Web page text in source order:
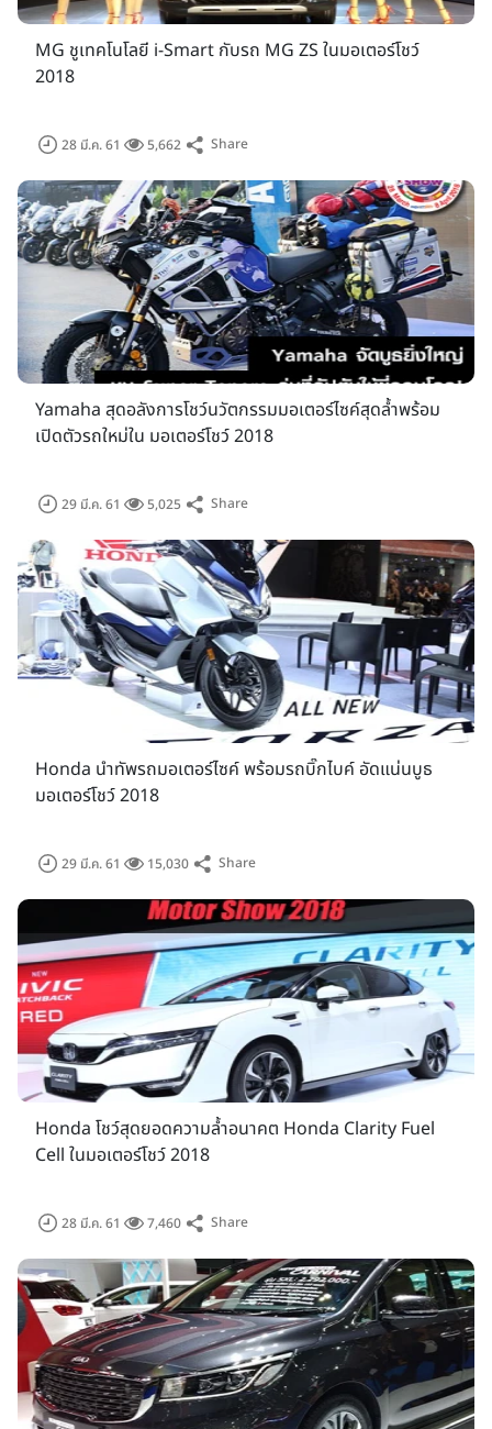
Motor Show สามารถลงทะเบียน กรอกเลขที่บนบัตรและรับสิทธิ์
ในการร่วมชิงรางวัล ดังนั้น ทุกท่านต้องเก็บหางบัตรเอาไว้เพื่อยืนยัน
ตัวตนในการรับสิทธิ์กรณีที่ท่านถูกรางวัล โดยนอกจากการชิงรางวัล
แล้ว แอปพลิเคชั่นนี้ยังให้สิทธิประโยชน์มากมาย โดยเฉพาะการรับ
สิทธิ์ส่วนลดร้านอาหารในเครือเมืองทองธานี 10% จนถึงวันที่ 30
มิถุนายน 2561 และส่วนลดเครื่องดื่มจาก Black Canyon อีกทั้ง
ยังรับสิทธิ์บริการช่วยเหลือฉุกเฉินด้านรถยนต์จาก Cigna โดยไม่มี
ค่าใช้จ่ายแต่อย่างใด เช่น ลากรถฉุกเฉิน บริการซ่อมรถ หรือการให้
คำแนะนำในด้านต่างๆ นอกจากนั้น ทางผู้จัดฯ ยังได้ร่วมมือกับ
ธนาคารกสิกรไทย ในการขายบัตรเข้าชมงานล่วงหน้าสำหรับผู้ที่
นอกจากนี้ระหว่างงานในวันที่ 2-8 เมษายน 2561 บริษัท กรังด์ปรีซ์
อินเตอร์เนชั่นแนล จำกัด (มหาชน) ยังมีอีกหนึ่งอีเวนต์รถยนต์ที่น่า
สนใจกับงานมหกรรมรถมือสอง ครั้งที่ 10 (The 10th Bangkok
Used Car Show 2018) "รถมือสอง คัดคุณภาพ" ณ อิมแพ็ค
เมืองทองธานี ฮอลล์ 2-4 สำหรับผู้ที่กำลังมองหารถมือสองในราคา
คุ้มค่า และมั่นใจได้กับผู้จำหน่ายที่ถูกคัดสรรรมาเป็นอย่างดี ไม่มี
"ย้อมแมว" พร้อมการันตี พิเศษ รับส่วนลดและของแถมมากมาย!
รอบ VIP (VIP Day) วันที่ 26 มีนาคม 2561 เวลา 12.00 -
22.00 น.
รอบสื่อมวลชน (Press Day) วันที่ 27 มีนาคม 2561 เวลา
รอบประชาชนทั่วไป (Public Day) วันที่ 28 มีนาคม - 8
- วันจันทร์ - ศุกร์ เวลา 12.00 - 22.00 น.
- วันเสาร์-อาทิตย์ เวลา 11.00 - 22.00 น.
เกาะติดงานมอเตอร์โชว์ 2018 ผ่านทาง Facebook
Car Guru Thailand
Motorbike Guru Thailand
MG ชูเทคโนโลยี i-Smart กับรถ MG ZS ในมอเตอร์โชว์
2018
28 มี.ค. 61 5,662 Share
Yamaha สุดอลังการโชว์นวัตกรรมมอเตอร์ไซค์สุดล้ำพร้อม
เปิดตัวรถใหม่ใน มอเตอร์โชว์ 2018
29 มี.ค. 61 5,025 Share
Honda นำทัพรถมอเตอร์ไซค์ พร้อมรถบิ๊กไบค์ อัดแน่นบูธ
มอเตอร์โชว์ 2018
29 มี.ค. 61 15,030 Share
Honda โชว์สุดยอดความล้ำอนาคต Honda Clarity Fuel
Cell ในมอเตอร์โชว์ 2018
28 มี.ค. 61 7,460 Share